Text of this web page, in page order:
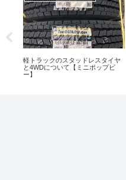
軽トラックのスタッドレスタイヤ
と4WDについて【ミニポップビ
ー】